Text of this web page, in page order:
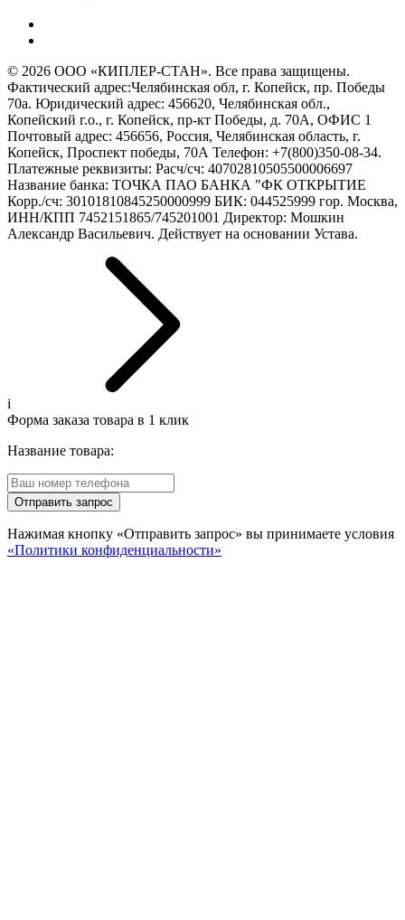
© 2026 ООО «КИПЛЕР-СТАН». Все права защищены.
Фактический адрес:Челябинская обл, г. Копейск, пр. Победы
70а. Юридический адрес: 456620, Челябинская обл.,
Копейский г.о., г. Копейск, пр-кт Победы, д. 70А, ОФИС 1
Почтовый адрес: 456656, Россия, Челябинская область, г.
Копейск, Проспект победы, 70А Телефон: +7(800)350-08-34.
Платежные реквизиты: Расч/сч: 40702810505500006697
Название банка: ТОЧКА ПАО БАНКА "ФК ОТКРЫТИЕ
Корр./сч: 30101810845250000999 БИК: 044525999 гор. Москва,
ИНН/КПП 7452151865/745201001 Директор: Мошкин
Александр Васильевич. Действует на основании Устава.
i
Форма заказа товара в 1 клик
Название товара:
Отправить запрос
Нажимая кнопку «Отправить запрос» вы принимаете условия
«Политики конфиденциальности»